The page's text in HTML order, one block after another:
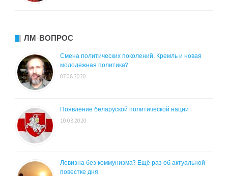
ЛМ-ВОПРОС
Смена политических поколений. Кремль и новая
молодежная политика?
07.08.2020
Появление беларуской политической нации
10.08.2020
Левизна без коммунизма? Ещё раз об актуальной
повестке дня